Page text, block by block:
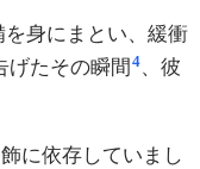
身にまとい、緩衝
げたその瞬間 4、彼
に依存していまし